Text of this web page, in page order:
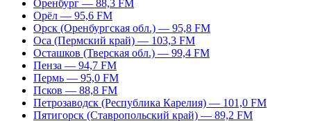
Оренбург — 88,3 FM
Орёл — 95,6 FM
Орск (Оренбургская обл.) — 95,8 FM
Оса (Пермский край) — 103,3 FM
Осташков (Тверская обл.) — 99,4 FM
Пенза — 94,7 FM
Пермь — 95,0 FM
Псков — 88,8 FM
Петрозаводск (Республика Карелия) — 101,0 FM
Пятигорск (Ставропольский край) — 89,2 FM